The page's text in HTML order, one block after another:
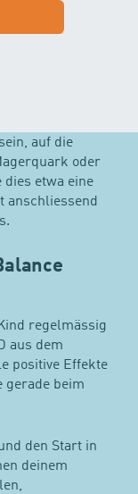
auf die
oder
etwa eine
anschliessend
regelmässig
aus dem
positive Effekte
gerade beim
den Start in
deinem